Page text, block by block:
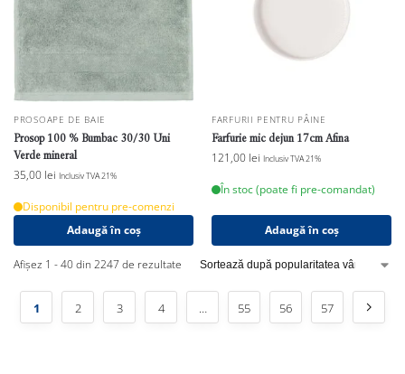
PROSOAPE DE BAIE
Prosop 100 % Bumbac 30/30 Uni
Verde mineral
35,00 lei Inclusiv TVA 21%
Disponibil pentru pre-comenzi
Adaugă în coș
FARFURII PENTRU PÂINE
Farfurie mic dejun 17cm Afina
121,00 lei Inclusiv TVA 21%
În stoc (poate fi pre-comandat)
Adaugă în coș
Afișez 1 - 40 din 2247 de rezultate
1 2 3 4 … 55 56 57